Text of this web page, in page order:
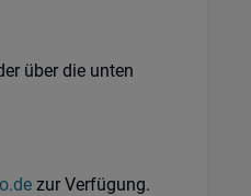
über die unten
zur Verfügung.